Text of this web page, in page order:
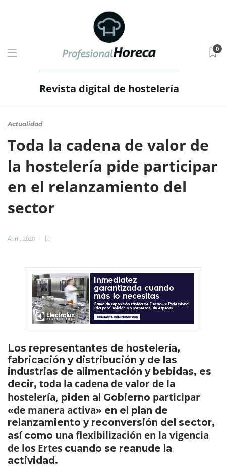
Revista digital de hostelería
0
Actualidad
Toda la cadena de valor de
la hostelería pide participar
en el relanzamiento del
sector
Abril, 2020
Los representantes de hostelería,
fabricación y distribución y de las
industrias de alimentación y bebidas, es
decir, toda la cadena de valor de la
hostelería, piden al Gobierno participar
«de manera activa» en el plan de
relanzamiento y reconversión del sector,
así como una flexibilización en la vigencia
de los Ertes cuando se reanude la
actividad.